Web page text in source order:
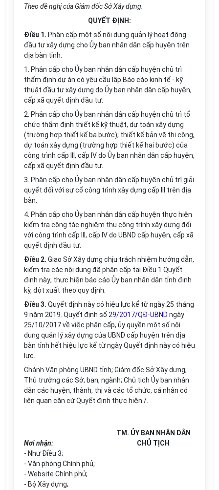
Theo đề nghị của Giám đốc Sở Xây dựng.
QUYẾT ĐỊNH:
Điều 1. Phân cấp một số nội dung quản lý hoạt động
đầu tư xây dựng cho Ủy ban nhân dân cấp huyện trên
địa bàn tỉnh:
1. Phân cấp cho Ủy ban nhân dân cấp huyện chủ trì
thẩm định dự án có yêu cầu lập Báo cáo kinh tế - kỹ
thuật đầu tư xây dựng do Ủy ban nhân dân cấp huyện,
cấp xã quyết định đầu tư.
2. Phân cấp cho Ủy ban nhân dân cấp huyện chủ trì tổ
chức thẩm định thiết kế kỹ thuật, dự toán xây dựng
(trường hợp thiết kế ba bước); thiết kế bản vẽ thi công,
dự toán xây dựng (trường hợp thiết kế hai bước) của
công trình cấp III, cấp IV do Ủy ban nhân dân cấp huyện,
cấp xã quyết định đầu tư.
3. Phân cấp cho Ủy ban nhân dân cấp huyện chủ trì giải
quyết đối với sự cố công trình xây dựng cấp III trên địa
bàn.
4. Phân cấp cho Ủy ban nhân dân cấp huyện thực hiện
kiểm tra công tác nghiệm thu công trình xây dựng đối
với công trình cấp III, cấp IV do UBND cấp huyện, cấp xã
quyết định đầu tư.
Điều 2. Giao Sở Xây dựng chịu trách nhiệm hướng dẫn,
kiểm tra các nội dung đã phân cấp tại Điều 1 Quyết
định này; thực hiện báo cáo Ủy ban nhân dân tỉnh định
kỳ, đột xuất theo quy định.
Điều 3. Quyết định này có hiệu lực kể từ ngày 25 tháng
9 năm 2019. Quyết định số 29/2017/QĐ-UBND ngày
25/10/2017 về việc phân cấp, ủy quyền một số nội
dung quản lý xây dựng của UBND cấp huyện trên địa
bàn tỉnh hết hiệu lực kể từ ngày Quyết định này có hiệu
lực.
Chánh Văn phòng UBND tỉnh; Giám đốc Sở Xây dựng;
Thủ trưởng các Sở, ban, ngành; Chủ tịch Ủy ban nhân
dân các huyện, thành, thị và các tổ chức, cá nhân có
liên quan căn cứ Quyết định thực hiện./
Nơi nhận:
- Như Điều 3;
- Văn phòng Chính phủ;
- Website Chính phủ;
- Bộ Xây dựng;
TM. ỦY BAN NHÂN DÂN
CHỦ TỊCH